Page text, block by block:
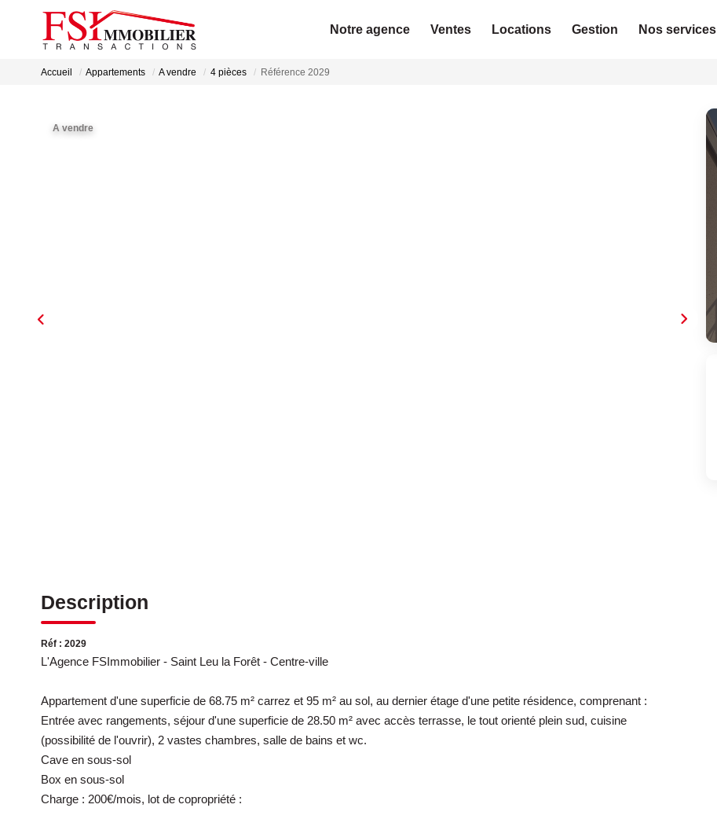
Notre agence Ventes Locations Gestion Nos services
Accueil Appartements A vendre 4 pièces Référence 2029
A vendre
Description
Réf : 2029
L'Agence FSImmobilier - Saint Leu la Forêt - Centre-ville
Appartement d'une superficie de 68.75 m² carrez et 95 m² au sol, au dernier étage d'une petite résidence, comprenant :
Entrée avec rangements, séjour d'une superficie de 28.50 m² avec accès terrasse, le tout orienté plein sud, cuisine
(possibilité de l'ouvrir), 2 vastes chambres, salle de bains et wc.
Cave en sous-sol
Box en sous-sol
Charge : 200€/mois, lot de copropriété :